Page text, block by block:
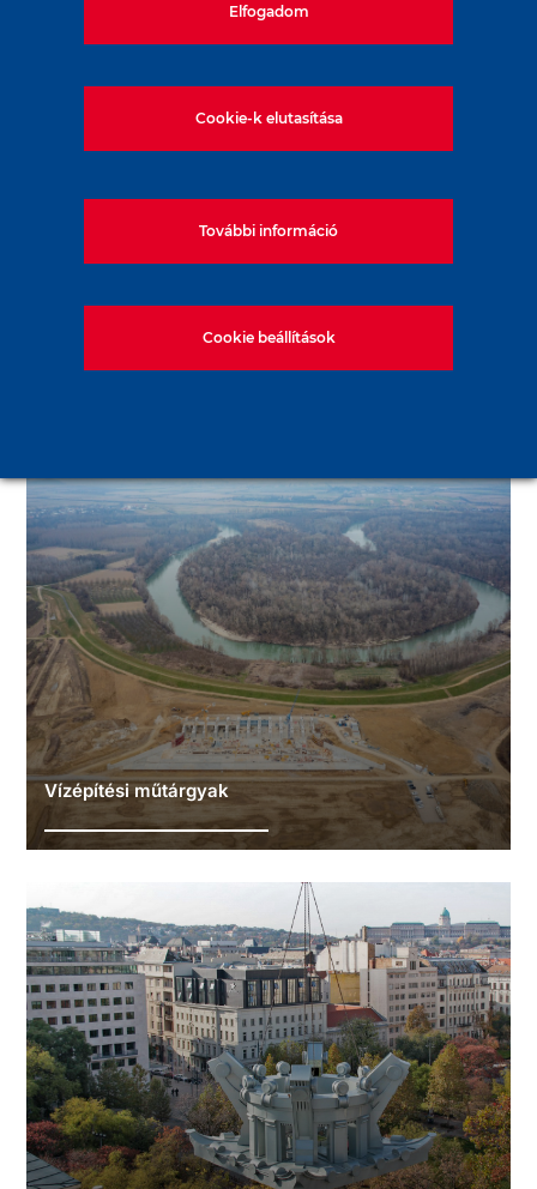
Vízépítési műtárgyak
Elfogadom
Cookie-k elutasítása
További információ
Cookie beállítások